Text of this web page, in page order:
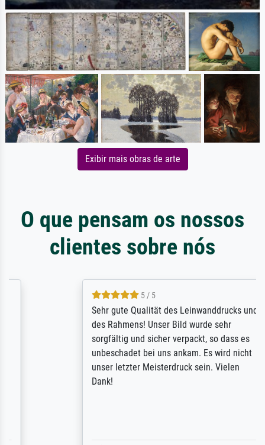
Exibir mais obras de arte
O que pensam os nossos
clientes sobre nós
5 / 5
Sehr gute Qualität des Leinwanddrucks und
des Rahmens! Unser Bild wurde sehr
sorgfältig und sicher verpackt, so dass es
unbeschadet bei uns ankam. Es wird nicht
unser letzter Meisterdruck sein. Vielen